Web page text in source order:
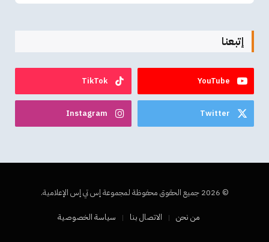
إتبعنا
YouTube
TikTok
Twitter
Instagram
© 2026 جميع الحقوق محفوظة لمجموعة إس تي إس الإعلامية.
من نحن الاتصال بنا سياسة الخصوصية